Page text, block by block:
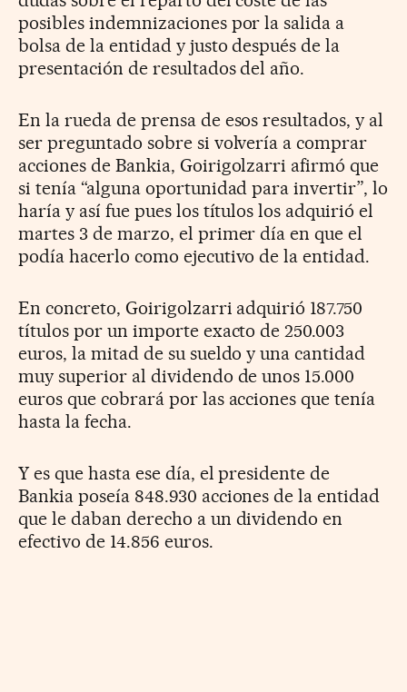
posibles indemnizaciones por la salida a
bolsa de la entidad y justo después de la
presentación de resultados del año.
En la rueda de prensa de esos resultados, y al
ser preguntado sobre si volvería a comprar
acciones de Bankia, Goirigolzarri afirmó que
si tenía “alguna oportunidad para invertir”, lo
haría y así fue pues los títulos los adquirió el
martes 3 de marzo, el primer día en que el
podía hacerlo como ejecutivo de la entidad.
En concreto, Goirigolzarri adquirió 187.750
títulos por un importe exacto de 250.003
euros, la mitad de su sueldo y una cantidad
muy superior al dividendo de unos 15.000
euros que cobrará por las acciones que tenía
hasta la fecha.
Y es que hasta ese día, el presidente de
Bankia poseía 848.930 acciones de la entidad
que le daban derecho a un dividendo en
efectivo de 14.856 euros.